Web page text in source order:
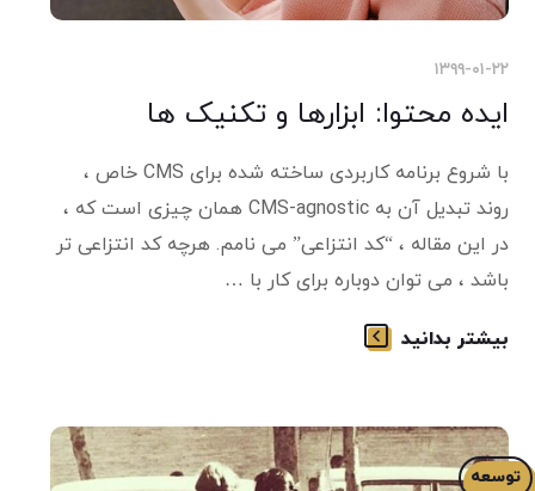
۱۳۹۹-۰۱-۲۲
ایده محتوا: ابزارها و تکنیک ها
با شروع برنامه کاربردی ساخته شده برای CMS خاص ،
روند تبدیل آن به CMS-agnostic همان چیزی است که ،
در این مقاله ، “کد انتزاعی” می نامم. هرچه کد انتزاعی تر
باشد ، می توان دوباره برای کار با …
بیشتر بدانید
توسعه